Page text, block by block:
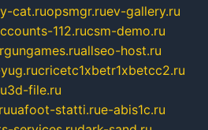
cat.ruopsmgr.ruev-gallery.ru
112.rucsm-demo.ru
allseo-host.ru
cricetc1xbetr1xbetcc2.ru
3d-file.ru
uafoot-statti.rue-abis1c.ru